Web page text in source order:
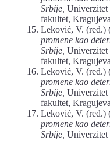
Srbije, Univerzitet
fakultet,
Leković, V. (red.)
promene kao
Srbije, Univerzitet
fakultet,
Leković, V. (red.)
promene kao
Srbije, Univerzitet
fakultet,
Leković, V. (red.)
promene kao
Srbije, Univerzitet